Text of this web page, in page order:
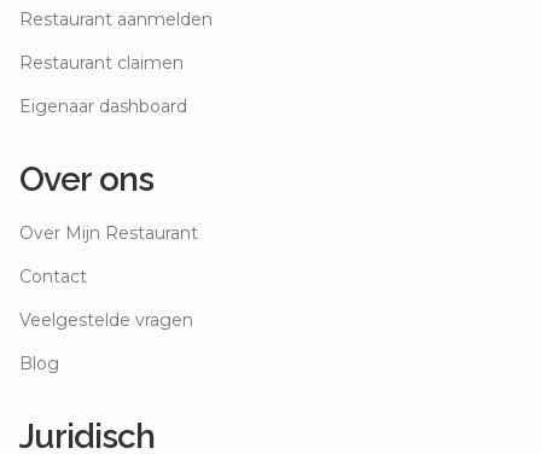
Restaurant aanmelden
Restaurant claimen
Eigenaar dashboard
Over ons
Over Mijn Restaurant
Contact
Veelgestelde vragen
Blog
Juridisch